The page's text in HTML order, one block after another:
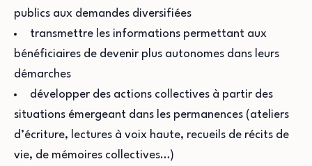
publics aux demandes diversifiées
transmettre les informations permettant aux
bénéficiaires de devenir plus autonomes dans leurs
démarches
développer des actions collectives à partir des
situations émergeant dans les permanences (ateliers
d’écriture, lectures à voix haute, recueils de récits de
vie, de mémoires collectives…)